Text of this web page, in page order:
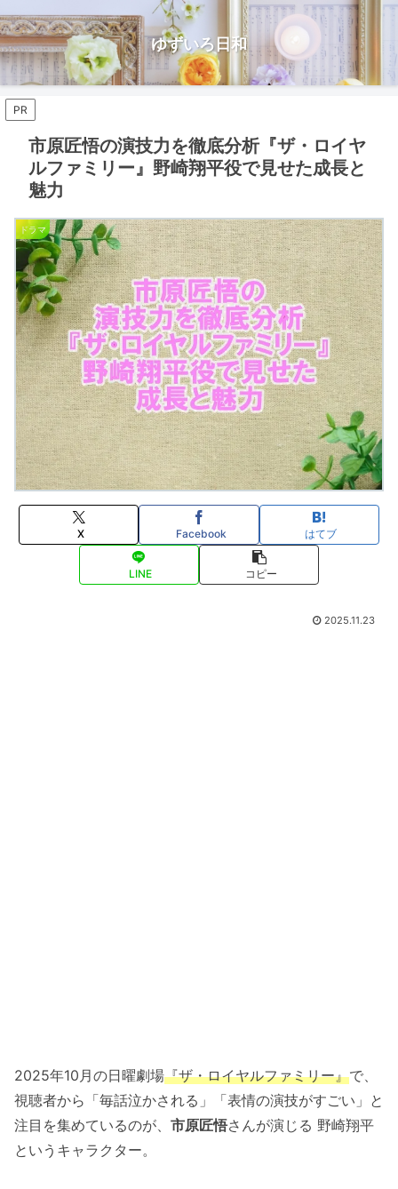
ゆずいろ日和
PR
市原匠悟の演技力を徹底分析『ザ・ロイヤ
ルファミリー』野崎翔平役で見せた成長と
魅力
ドラマ
X Facebook はてブ
LINE コピー
2025.11.23
2025年10月の日曜劇場『ザ・ロイヤルファミリー』で、
視聴者から「毎話泣かされる」「表情の演技がすごい」と
注目を集めているのが、 市原匠悟さんが演じる 野崎翔平
というキャラクター。